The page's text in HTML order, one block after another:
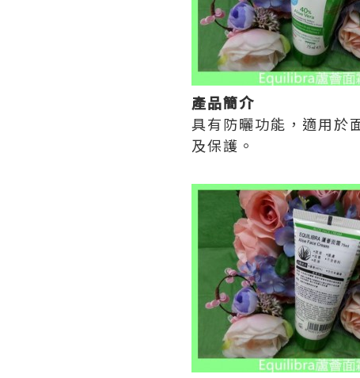
產品簡介
具有防曬功能，適用於
及保護。